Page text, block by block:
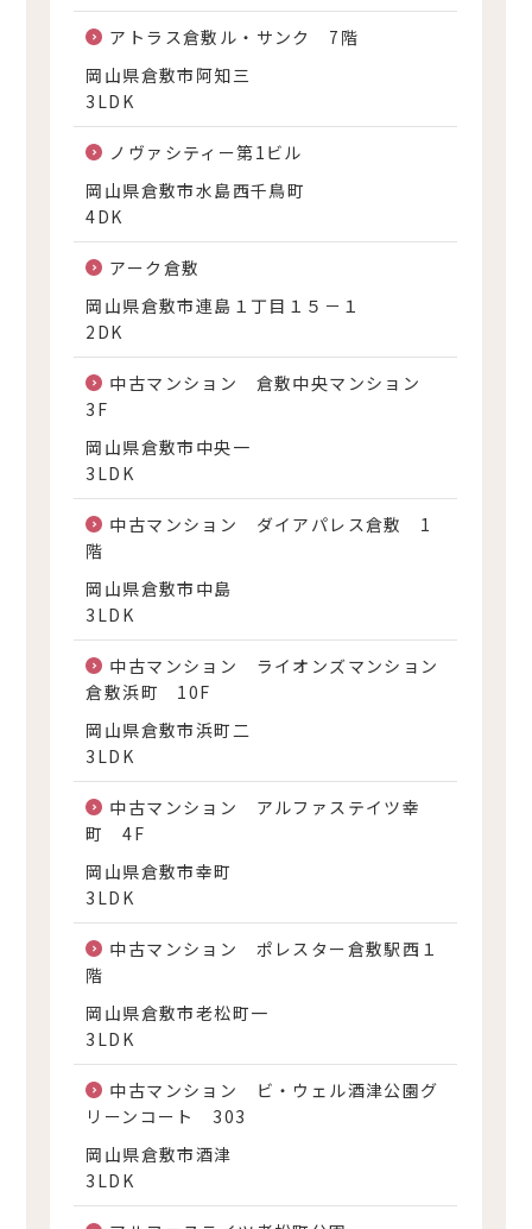
アトラス倉敷ル・サンク 7階
岡山県倉敷市阿知三
3LDK
ノヴァシティー第1ビル
岡山県倉敷市水島西千鳥町
4DK
アーク倉敷
岡山県倉敷市連島１丁目１５－１
2DK
中古マンション 倉敷中央マンション
3F
岡山県倉敷市中央一
3LDK
中古マンション ダイアパレス倉敷 1
階
岡山県倉敷市中島
3LDK
中古マンション ライオンズマンション
倉敷浜町 10F
岡山県倉敷市浜町二
3LDK
中古マンション アルファステイツ幸
町 4F
岡山県倉敷市幸町
3LDK
中古マンション ポレスター倉敷駅西１
階
岡山県倉敷市老松町一
3LDK
中古マンション ビ・ウェル酒津公園グ
リーンコート 303
岡山県倉敷市酒津
3LDK